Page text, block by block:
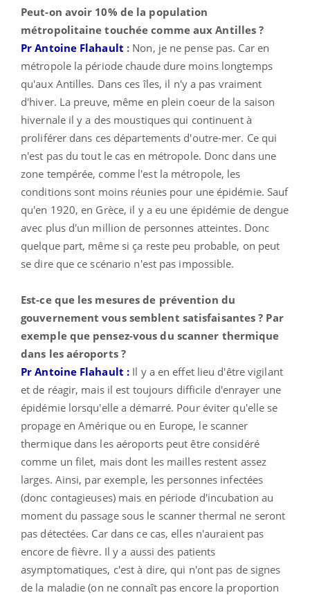
Peut-on avoir 10% de la population
métropolitaine touchée comme aux Antilles ?
Pr Antoine Flahault : Non, je ne pense pas. Car en
métropole la période chaude dure moins longtemps
qu'aux Antilles. Dans ces îles, il n'y a pas vraiment
d'hiver. La preuve, même en plein coeur de la saison
hivernale il y a des moustiques qui continuent à
proliférer dans ces départements d'outre-mer. Ce qui
n'est pas du tout le cas en métropole. Donc dans une
zone tempérée, comme l'est la métropole, les
conditions sont moins réunies pour une épidémie. Sauf
qu'en 1920, en Grèce, il y a eu une épidémie de dengue
avec plus d'un million de personnes atteintes. Donc
quelque part, même si ça reste peu probable, on peut
se dire que ce scénario n'est pas impossible.
Est-ce que les mesures de prévention du
gouvernement vous semblent satisfaisantes ? Par
exemple que pensez-vous du scanner thermique
dans les aéroports ?
Pr Antoine Flahault : Il y a en effet lieu d'être vigilant
et de réagir, mais il est toujours difficile d'enrayer une
épidémie lorsqu'elle a démarré. Pour éviter qu'elle se
propage en Amérique ou en Europe, le scanner
thermique dans les aéroports peut être considéré
comme un filet, mais dont les mailles restent assez
larges. Ainsi, par exemple, les personnes infectées
(donc contagieuses) mais en période d'incubation au
moment du passage sous le scanner thermal ne seront
pas détectées. Car dans ce cas, elles n'auraient pas
encore de fièvre. Il y a aussi des patients
asymptomatiques, c'est à dire, qui n'ont pas de signes
de la maladie (on ne connaît pas encore la proportion